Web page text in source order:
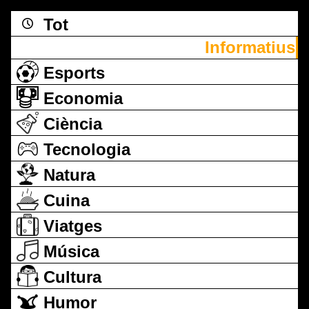
Tot
Informatius
Esports
Economia
Ciència
Tecnologia
Natura
Cuina
Viatges
Música
Cultura
Humor